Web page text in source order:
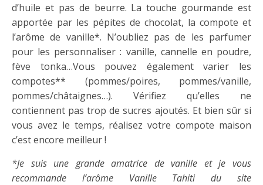
d’huile et pas de beurre. La touche gourmande est
apportée par les pépites de chocolat, la compote et
l’arôme de vanille*. N’oubliez pas de les parfumer
pour les personnaliser : vanille, cannelle en poudre,
fève tonka…Vous pouvez également varier les
compotes** (pommes/poires, pommes/vanille,
pommes/châtaignes…). Vérifiez qu’elles ne
contiennent pas trop de sucres ajoutés. Et bien sûr si
vous avez le temps, réalisez votre compote maison
c’est encore meilleur !
*Je suis une grande amatrice de vanille et je vous
recommande l’arôme Vanille Tahiti du site